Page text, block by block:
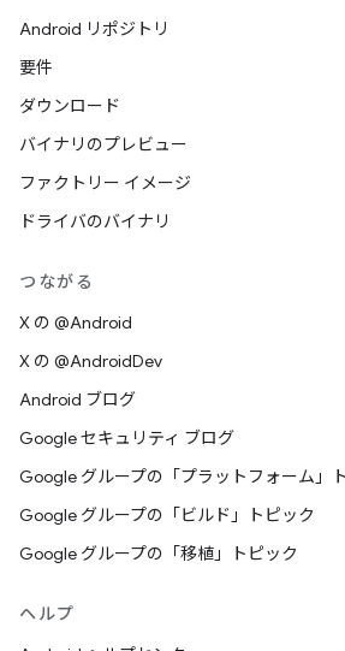
Android リポジトリ
要件
ダウンロード
バイナリのプレビュー
ファクトリー イメージ
ドライバのバイナリ
つながる
X の @Android
X の @AndroidDev
Android ブログ
Google セキュリティ ブログ
Google グループの「プラットフォーム」
Google グループの「ビルド」トピック
Google グループの「移植」トピック
ヘルプ